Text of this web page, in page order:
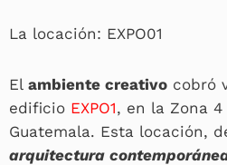
La locación: EXPO01
El ambiente creativo cobró
edificio EXPO1, en la Zona
Guatemala. Esta locación,
arquitectura